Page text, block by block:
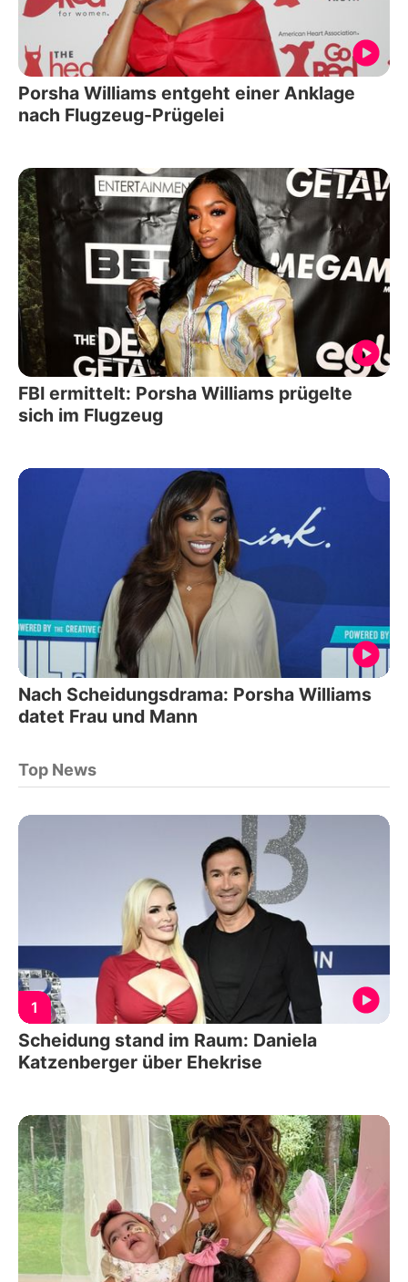
Porsha Williams entgeht einer Anklage
nach Flugzeug-Prügelei
FBI ermittelt: Porsha Williams prügelte
sich im Flugzeug
Nach Scheidungsdrama: Porsha Williams
datet Frau und Mann
Top News
1
Scheidung stand im Raum: Daniela
Katzenberger über Ehekrise